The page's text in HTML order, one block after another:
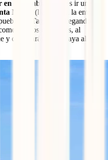
en Colombia
. Puedes ir un sólo
Marta
(llegando a la entrada
de
Taganga
(llegando a la
que pases, al
y disfrutarás de la playa al